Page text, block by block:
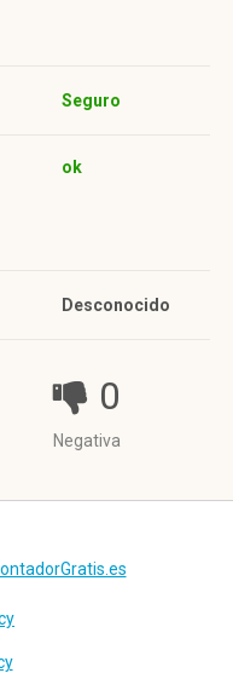
Seguro
ok
Desconocido
0
Negativa